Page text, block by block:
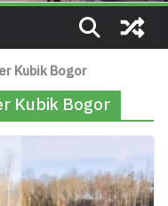
Kubik Bogor
Kubik Bogor